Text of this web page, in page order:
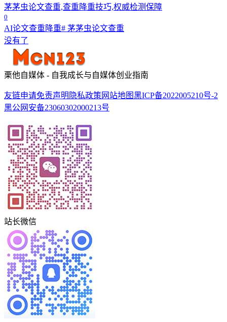
茅茅虫论文查重,查重降重技巧,权威检测保障
0
AI论文查重降重# 茅茅虫论文查重
没有了
栗他自媒体 - 自我成长与自媒体创业指南
友链申请免责声明 隐私政策 网站地图黑ICP备2022005210号-2
黑公网安备23060302000213号
站长微信